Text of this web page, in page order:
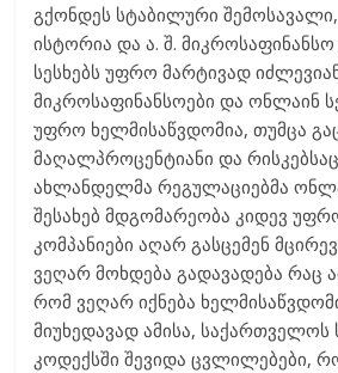
გქონდეს სტაბილური
ისტორია და ა. შ.
სესხებს უფრო მარტივად
მიკროსაფინანსოები და ონლაინ
უფრო ხელმისაწვდომია, თუმცა
მაღალპროცენტიანი და რისკებსაც
ახლანდელმა რეგულაციებმა
შესახებ მდგომარეობა კიდევ
კომპანიები აღარ გასცემენ
ვეღარ მოხდება გადავადება რაც
რომ ვეღარ იქნება
მიუხედავად ამისა,
კოდექსში შევიდა ცვლილებები,